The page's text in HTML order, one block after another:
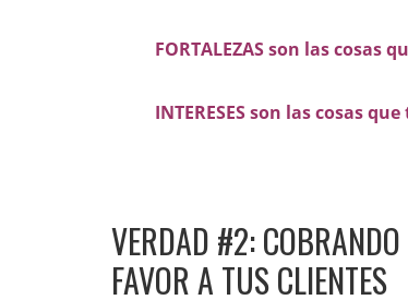
FORTALEZAS son las cosas
INTERESES son las cosas
VERDAD #2:
FAVOR A TUS CLIENTES